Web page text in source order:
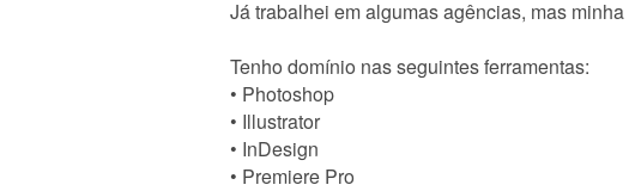
Já trabalhei em algumas agências, mas
Tenho domínio nas seguintes ferramentas:
• Photoshop
• Illustrator
• InDesign
• Premiere Pro